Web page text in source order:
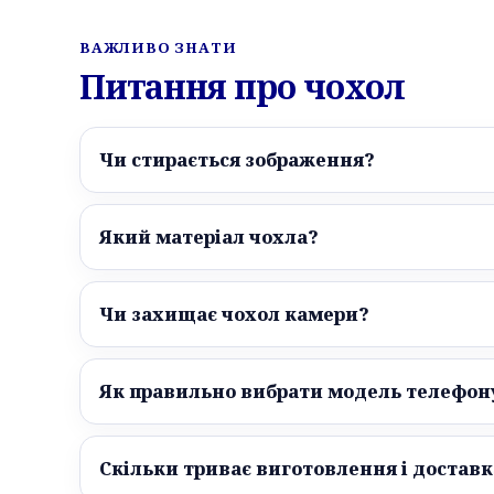
ВАЖЛИВО ЗНАТИ
Питання про чохол
Чи стирається зображення?
Який матеріал чохла?
Чи захищає чохол камери?
Як правильно вибрати модель
Скільки триває виготовлення і